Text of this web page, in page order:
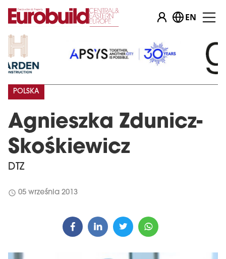
EN
Agnieszka Zdunicz-
Skośkiewicz
DTZ
POLSKA
schedule 05 września 2013